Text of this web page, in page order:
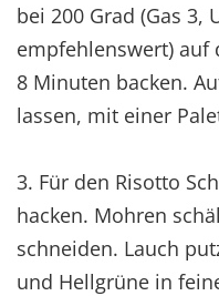
bei 200 Grad (Gas 3,
empfehlenswert) auf
8 Minuten backen.
lassen, mit einer
3. Für den Risotto
hacken. Mohren
schneiden. Lauch
und Hellgrüne in